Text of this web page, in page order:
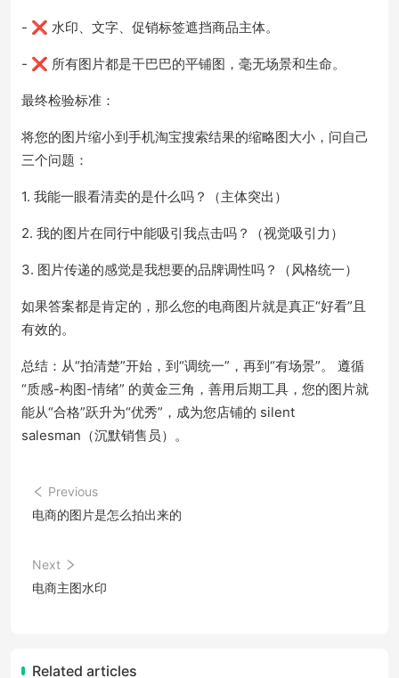
- ❌ 水印、文字、促销标签遮挡商品主体。
- ❌ 所有图片都是干巴巴的平铺图，毫无场景和生命。
最终检验标准：
将您的图片缩小到手机淘宝搜索结果的缩略图大小，问自己
三个问题：
1. 我能一眼看清卖的是什么吗？（主体突出）
2. 我的图片在同行中能吸引我点击吗？（视觉吸引力）
3. 图片传递的感觉是我想要的品牌调性吗？（风格统一）
如果答案都是肯定的，那么您的电商图片就是真正“好看”且
有效的。
总结：从“拍清楚”开始，到“调统一”，再到“有场景”。 遵循
“质感-构图-情绪” 的黄金三角，善用后期工具，您的图片就
能从“合格”跃升为“优秀”，成为您店铺的 silent
salesman（沉默销售员）。
Previous
电商的图片是怎么拍出来的
Next
电商主图水印
Related articles